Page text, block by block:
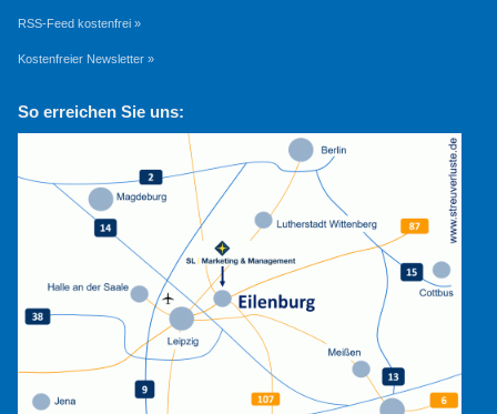
RSS-Feed kostenfrei »
Kostenfreier Newsletter »
So erreichen Sie uns: